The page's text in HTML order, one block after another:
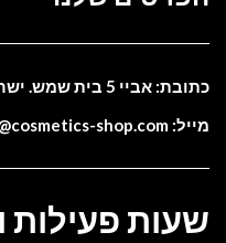
כתובת: אביי 5 בית שמש. ישראל
מייל: info@cosmetics-shop.com
שעות פעילות